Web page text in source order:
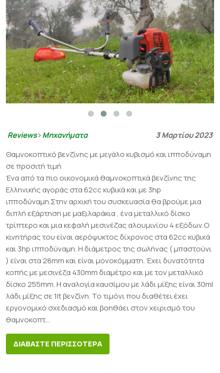
Reviews Μηχανήματα
3 Μαρτίου 2023
Θαμνοκοπτικό βενζίνης με μεγάλο κυβισμό και ιπποδύναμη
σε προσιτή τιμή
Ένα από τα πιο οικονομικά θαμνοκοπτικά βενζίνης της
Ελληνικής αγοράς στα 62cc κυβικά και με 3hp
ιπποδύναμη.Στην αρχική του συσκευασία θα βρούμε μια
διπλή εξάρτηση με μαξιλαράκια , ένα μεταλλικό δίσκο
τρίπτερο και μια κεφαλή μεσινέζας αλουμινίου 4 εξόδων.Ο
κινητήρας του είναι αερόψυκτος δίχρονος στα 62cc κυβικά
και 3hp ιπποδύναμη. Η διάμετρος της σωλήνας ( μπαστούνι
) είναι στα 28mm και είναι μονοκόμματη. Έχει δυνατότητα
κοπής με μεσινέζα 430mm διαμέτρο και με τον μεταλλικό
δίσκο 255mm. Η αναλογία καυσίμου με λάδι μίξης είναι 30ml
λάδι μίξης σε 1lt βενζίνη. Το τιμόνι που διαθέτει έχει
εργονομικό σχεδιασμό και βοηθάει στον χειρισμό του
θαμνοκοπτ...
ΔΙΑΒΑΣΤΕ ΠΕΡΙΣΣΟΤΕΡΑ